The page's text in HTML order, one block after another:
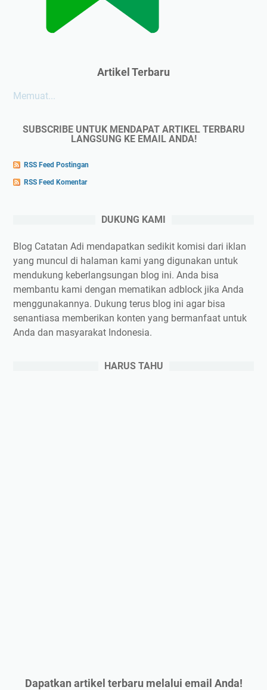
Artikel Terbaru
Memuat...
SUBSCRIBE UNTUK MENDAPAT ARTIKEL TERBARU
LANGSUNG KE EMAIL ANDA!
RSS Feed Postingan
RSS Feed Komentar
DUKUNG KAMI
Blog Catatan Adi mendapatkan sedikit komisi dari iklan
yang muncul di halaman kami yang digunakan untuk
mendukung keberlangsungan blog ini. Anda bisa
membantu kami dengan mematikan adblock jika Anda
menggunakannya. Dukung terus blog ini agar bisa
senantiasa memberikan konten yang bermanfaat untuk
Anda dan masyarakat Indonesia.
HARUS TAHU
Dapatkan artikel terbaru melalui email Anda!